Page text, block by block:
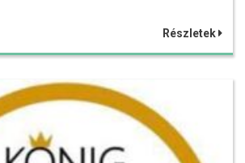
Részletek